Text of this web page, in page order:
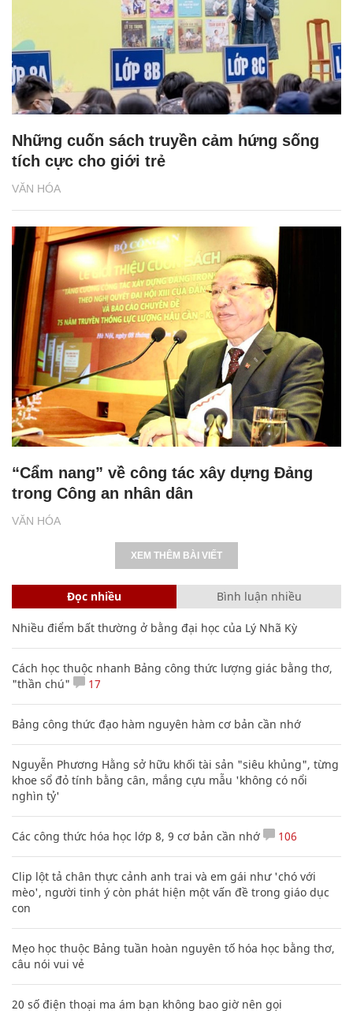
VĂN HÓA
Những cuốn sách truyền cảm hứng sống
tích cực cho giới trẻ
VĂN HÓA
“Cẩm nang” về công tác xây dựng Đảng
trong Công an nhân dân
XEM THÊM BÀI VIẾT
Đọc nhiều Bình luận nhiều
Nhiều điểm bất thường ở bằng đại học của Lý Nhã Kỳ
Cách học thuộc nhanh Bảng công thức lượng giác bằng thơ,
"thần chú"
17
Bảng công thức đạo hàm nguyên hàm cơ bản cần nhớ
Nguyễn Phương Hằng sở hữu khối tài sản "siêu khủng", từng
khoe sổ đỏ tính bằng cân, mắng cựu mẫu 'không có nổi
nghìn tỷ'
Các công thức hóa học lớp 8, 9 cơ bản cần nhớ 106
Clip lột tả chân thực cảnh anh trai và em gái như 'chó với
mèo', người tinh ý còn phát hiện một vấn đề trong giáo dục
con
Mẹo học thuộc Bảng tuần hoàn nguyên tố hóa học bằng thơ,
câu nói vui vẻ
20 số điện thoại ma ám bạn không bao giờ nên gọi